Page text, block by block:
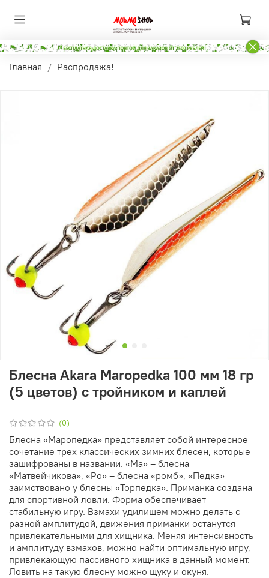
Главная Распродажа!
(0)
Блесна Akara Maropedka 100 мм 18 гр
(5 цветов) с тройником и каплей
Блесна «Маропедка» представляет собой интересное
сочетание трех классических зимних блесен, которые
зашифрованы в названии. «Ма» – блесна
«Матвейчикова», «Ро» – блесна «ромб», «Педка»
заимствовано у блесны «Торпедка». Приманка создана
для спортивной ловли. Форма обеспечивает
стабильную игру. Взмахи удилищем можно делать с
разной амплитудой, движения приманки останутся
привлекательными для хищника. Меняя интенсивность
и амплитуду взмахов, можно найти оптимальную игру,
привлекающую пассивного хищника в данный момент.
Ловить на такую блесну можно щуку и окуня.